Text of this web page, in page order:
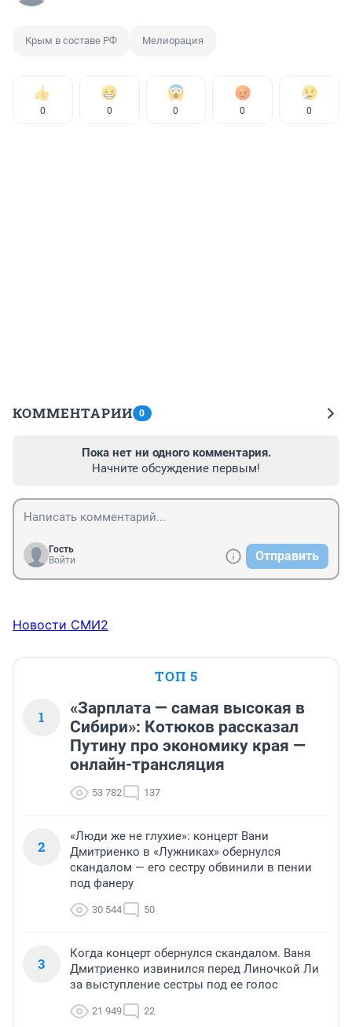
Крым в составе РФ Мелиорация
0 0 0 0 0
КОММЕНТАРИИ 0
Пока нет ни одного комментария.
Начните обсуждение первым!
Гость
Войти
Отправить
Новости СМИ2
ТОП 5
1
«Зарплата — самая высокая в
Сибири»: Котюков рассказал
Путину про экономику края —
онлайн-трансляция
53 782 137
2
«Люди же не глухие»: концерт Вани
Дмитриенко в «Лужниках» обернулся
скандалом — его сестру обвинили в пении
под фанеру
30 544 50
3
Когда концерт обернулся скандалом. Ваня
Дмитриенко извинился перед Линочкой Ли
за выступление сестры под ее голос
21 949 22